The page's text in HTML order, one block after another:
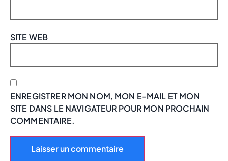
SITE WEB
ENREGISTRER MON NOM, MON E-MAIL ET MON
SITE DANS LE NAVIGATEUR POUR MON PROCHAIN
COMMENTAIRE.